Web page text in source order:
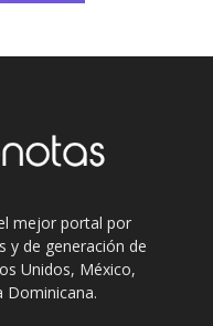
mejor portal por
y de generación de
Unidos, México,
Dominicana.